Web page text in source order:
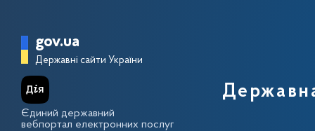
Головна сторінка Державної
gov.ua
Державні сайти України
Єдиний державний
вебпортал електронних послуг